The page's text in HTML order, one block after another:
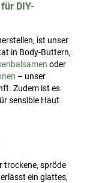
DIY-
ist unser
in Body-Buttern,
oder
– unser
Zudem ist es
sensible Haut
trockene, spröde
ein glattes,